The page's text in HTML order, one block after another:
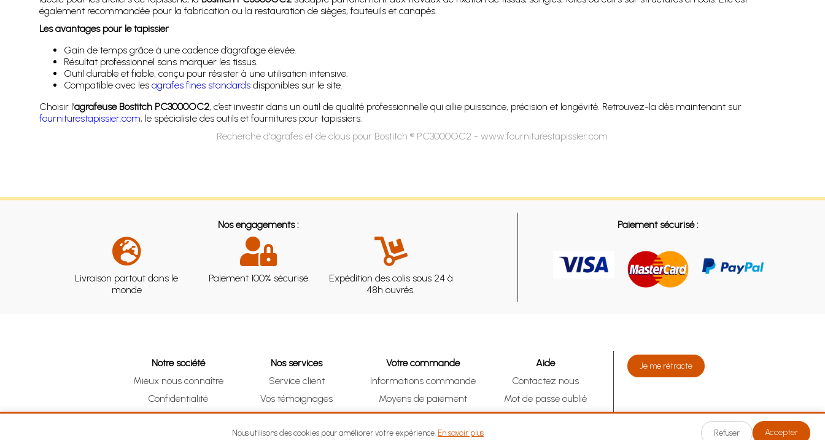
également recommandée pour la fabrication ou la restauration de sièges, fauteuils et canapés.
Les avantages pour le tapissier
Gain de temps grâce à une cadence d’agrafage élevée.
Résultat professionnel sans marquer les tissus.
Outil durable et fiable, conçu pour résister à une utilisation intensive.
Compatible avec les agrafes fines standardsdisponibles sur le site.
Choisir l’agrafeuse Bostitch PC3000OC2, c’est investir dans un outil de qualité professionnelle qui allie puissance, précision et longévité. Retrouvez-la dès maintenant sur
fourniturestapissier.com, le spécialiste des outils et fournitures pour tapissiers.
Recherche d'agrafes et de clous pour Bostitch ® PC3000OC2 - www.fourniturestapissier.com
Nos engagements :
Livraison partout dans le
monde
Paiement 100% sécurisé
Expédition des colis sous 24 à
48h ouvrés.
Paiement sécurisé :
Notre société
Mieux nous connaître
Confidentialité
CGV
Nos services
Service client
Vos témoignages
Clic & Collect (DRIVE)
Votre commande
Informations commande
Moyens de paiement
Suivre vos achats
Aide
Contactez nous
Mot de passe oublié
Je me rétracte
Je me rétracte
Nous utilisons des cookies pour améliorer votre expérience. En savoir plus Refuser Accepter